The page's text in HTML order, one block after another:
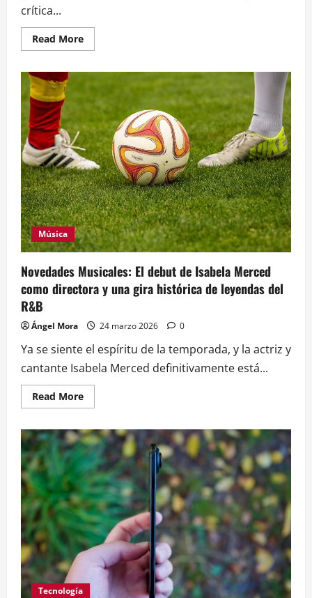
crítica...
Read MoreRead
more
en
Portland:
futuro
del
Moda
Center
y
la
apuesta
por
lo
funcional
Música
Novedades Musicales: El debut de Isabela Merced
como directora y una gira histórica de leyendas del
R&B
Ángel Mora 24 marzo 2026 0
Ya se siente el espíritu de la temporada, y la actriz y
cantante Isabela Merced definitivamente está...
Read MoreRead
more
Musicales:
El
debut
de
Isabela
Merced
como
directora
y
una
gira
histórica
de
leyendas
del
R&B
Tecnología